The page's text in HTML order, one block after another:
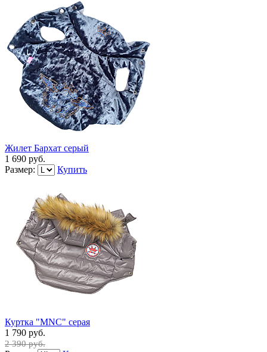
Жилет Бархат серый
1 690 руб.
Размер:
Купить
Куртка "MNC" серая
1 790 руб.
2 390 руб.